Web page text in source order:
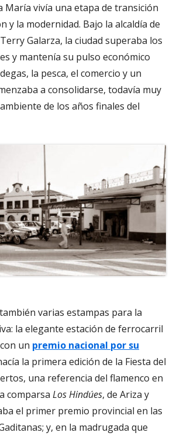
María vivía una etapa de transición
y la modernidad. Bajo la alcaldía de
Galarza, la ciudad superaba los
y mantenía su pulso económico
la pesca, el comercio y un
a consolidarse, todavía muy
de los años finales del
varias estampas para la
la elegante estación de ferrocarril
un premio nacional por su
la primera edición de la Fiesta del
una referencia del flamenco en
comparsa Los Hindúes, de Ariza y
el primer premio provincial en las
y, en la madrugada que